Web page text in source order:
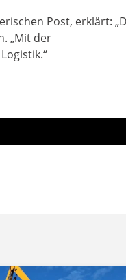
Post, erklärt:
„Mit der